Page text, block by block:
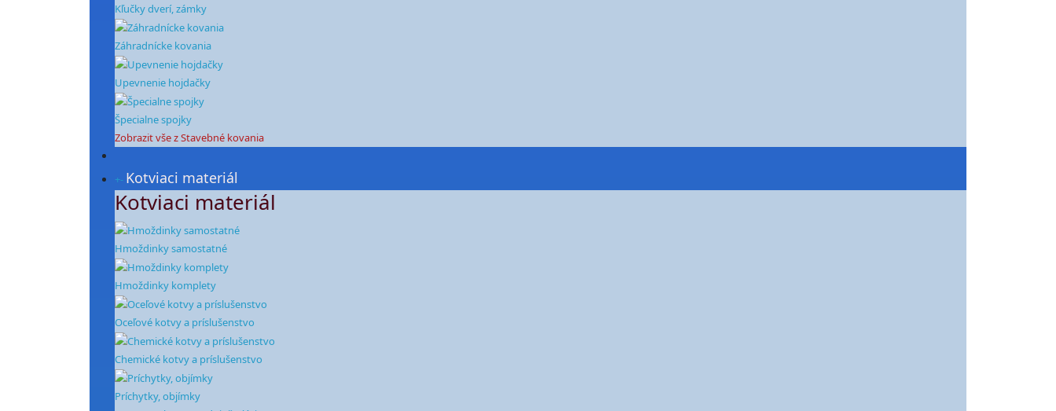
Kľučky dverí, zámky
Záhradnícke kovania
Upevnenie hojdačky
Špecialne spojky
Zobrazit vše z Stavebné kovania
+- Kotviaci materiál
Kotviaci materiál
Hmoždinky samostatné
Hmoždinky komplety
Oceľové kotvy a príslušenstvo
Chemické kotvy a príslušenstvo
Príchytky, objímky